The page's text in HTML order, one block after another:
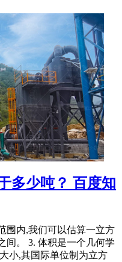
多少吨？ 百度知
围内,我们可以估算一立方
间。 3. 体积是一个几何学
小,其国际单位制为立方